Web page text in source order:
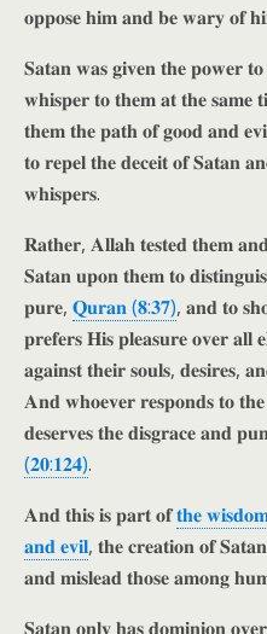
𝐨𝐩𝐩𝐨𝐬𝐞 𝐡𝐢𝐦 𝐚𝐧𝐝 𝐛𝐞 𝐰𝐚𝐫𝐲 𝐨𝐟
𝐒𝐚𝐭𝐚𝐧 𝐰𝐚𝐬 𝐠𝐢𝐯𝐞𝐧 𝐭𝐡𝐞 𝐩𝐨𝐰𝐞𝐫
𝐰𝐡𝐢𝐬𝐩𝐞𝐫 𝐭𝐨 𝐭𝐡𝐞𝐦 𝐚𝐭 𝐭𝐡𝐞 𝐬𝐚𝐦𝐞
𝐭𝐡𝐞𝐦 𝐭𝐡𝐞 𝐩𝐚𝐭𝐡 𝐨𝐟 𝐠𝐨𝐨𝐝 𝐚𝐧𝐝
𝐭𝐨 𝐫𝐞𝐩𝐞𝐥 𝐭𝐡𝐞 𝐝𝐞𝐜𝐞𝐢𝐭 𝐨𝐟 𝐒𝐚𝐭𝐚𝐧
𝐰𝐡𝐢𝐬𝐩𝐞𝐫𝐬.
𝐑𝐚𝐭𝐡𝐞𝐫, 𝐀𝐥𝐥𝐚𝐡 𝐭𝐞𝐬𝐭𝐞𝐝 𝐭𝐡𝐞𝐦
𝐒𝐚𝐭𝐚𝐧 𝐮𝐩𝐨𝐧 𝐭𝐡𝐞𝐦 𝐭𝐨
𝐩𝐮𝐫𝐞, 𝐐𝐮𝐫𝐚𝐧 (𝟖:𝟑𝟕), 𝐚𝐧𝐝 𝐭𝐨
𝐩𝐫𝐞𝐟𝐞𝐫𝐬 𝐇𝐢𝐬 𝐩𝐥𝐞𝐚𝐬𝐮𝐫𝐞 𝐨𝐯𝐞𝐫 𝐚𝐥𝐥
𝐚𝐠𝐚𝐢𝐧𝐬𝐭 𝐭𝐡𝐞𝐢𝐫 𝐬𝐨𝐮𝐥𝐬, 𝐝𝐞𝐬𝐢𝐫𝐞𝐬,
𝐀𝐧𝐝 𝐰𝐡𝐨𝐞𝐯𝐞𝐫 𝐫𝐞𝐬𝐩𝐨𝐧𝐝𝐬 𝐭𝐨 𝐭𝐡𝐞
𝐝𝐞𝐬𝐞𝐫𝐯𝐞𝐬 𝐭𝐡𝐞 𝐝𝐢𝐬𝐠𝐫𝐚𝐜𝐞 𝐚𝐧𝐝
(𝟐𝟎:𝟏𝟐𝟒).
𝐀𝐧𝐝 𝐭𝐡𝐢𝐬 𝐢𝐬 𝐩𝐚𝐫𝐭 𝐨𝐟𝐭𝐡𝐞
𝐚𝐧𝐝 𝐞𝐯𝐢𝐥, 𝐭𝐡𝐞 𝐜𝐫𝐞𝐚𝐭𝐢𝐨𝐧 𝐨𝐟
𝐚𝐧𝐝 𝐦𝐢𝐬𝐥𝐞𝐚𝐝 𝐭𝐡𝐨𝐬𝐞 𝐚𝐦𝐨𝐧𝐠
𝐒𝐚𝐭𝐚𝐧 𝐨𝐧𝐥𝐲 𝐡𝐚𝐬 𝐝𝐨𝐦𝐢𝐧𝐢𝐨𝐧